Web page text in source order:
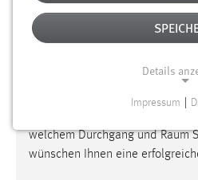
Aktualisierung
geschrieben.Bitte planen Sie
welchem Durchgang und Raum
wünschen Ihnen eine
Details
Notwendige Cookies
Funktionen und sind für die
Impressum